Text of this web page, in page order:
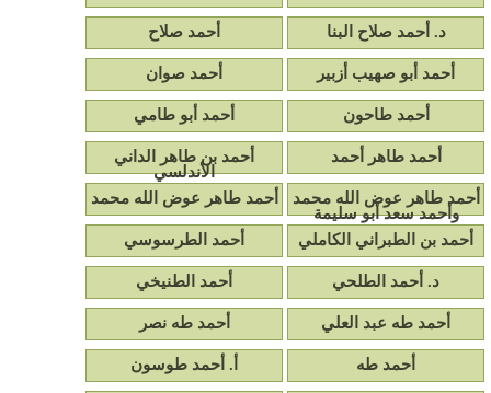
د. أحمد صلاح البنا أحمد صلاح
أحمد أبو صهيب أزبير أحمد صوان
أحمد طاحون أحمد أبو طامي
أحمد طاهر أحمد
أحمد بن طاهر الداني
الأندلسي
أحمد طاهر عوض الله محمد
وأحمد سعد أبو سليمة
أحمد طاهر عوض الله محمد
أحمد بن الطبراني الكاملي أحمد الطرسوسي
د. أحمد الطلحي أحمد الطنيخي
أحمد طه عبد العلي أحمد طه نصر
أحمد طه أ. أحمد طوسون